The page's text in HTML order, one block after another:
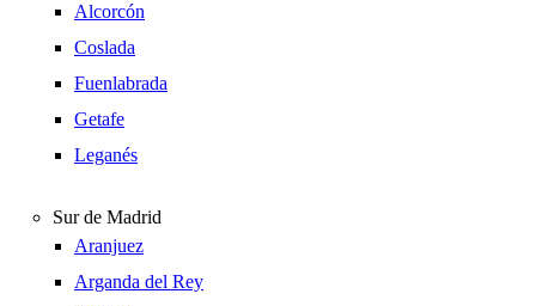
Alcorcón
Coslada
Fuenlabrada
Getafe
Leganés
Sur de Madrid
Aranjuez
Arganda del Rey